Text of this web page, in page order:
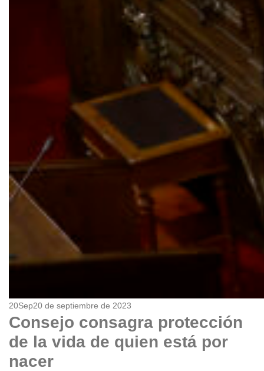
20Sep20 de septiembre de 2023
Consejo consagra protección
de la vida de quien está por
nacer